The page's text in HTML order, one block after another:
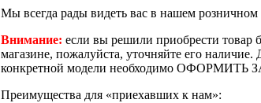
Мы всегда рады видеть вас в нашем розничном
Внимание: если вы решили приобрести товар
магазине, пожалуйста, уточняйте его
конкретной модели необходимо ОФОРМИТЬ
Преимущества для «приехавших к нам»: